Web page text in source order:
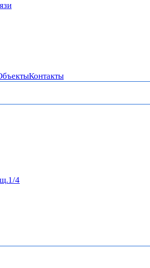
Контакты
4